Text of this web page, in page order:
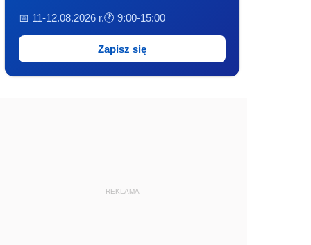
📅 11-12.08.2026 r.🕐 9:00-15:00
Zapisz się
REKLAMA